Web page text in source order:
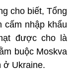
cho biết, Tổng
cấm nhập khẩu
được cho là
buộc Moskva
ở Ukraine.